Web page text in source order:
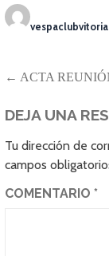
vespaclubvitoria
DE
← ACTA
DEJA UNA
Tu dirección de
campos
COMENTARIO*